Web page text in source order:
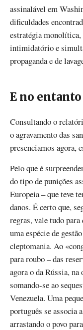
assinalável em
dificuldades
estratégia monolítica,
intimidatório e
propaganda e de
E no
Consultando o
o agravamento das
presenciamos agora,
Pelo que é
do tipo de punições
Europeia – que teve
danos. É certo que,
regras, vale tudo
uma espécie de
cleptomania. Ao
para roubo – das
agora o da Rússia,
somando-se ao
Venezuela. Uma
português se associa
arrastando o povo